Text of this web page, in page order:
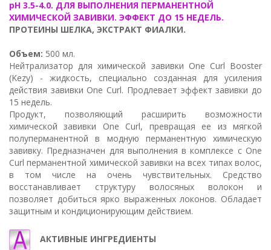
pH 3.5-4.0. ДЛЯ ВЫПОЛНЕНИЯ ПЕРМАНЕНТНОЙ
ХИМИЧЕСКОЙ ЗАВИВКИ. ЭФФЕКТ ДО 15 НЕДЕЛЬ.
ПРОТЕИНЫ ШЕЛКА, ЭКСТРАКТ ФИАЛКИ.
Объем: 500 мл.
Нейтрализатор для химической завивки One Curl Booster
(Kezy) - жидкость, специально созданная для усиления
действия завивки One Curl. Продлевает эффект завивки до
15 недель.
Продукт, позволяющий расширить возможности
химической завивки One Curl, превращая ее из мягкой
полуперманентной в модную перманентную химическую
завивку. Предназначен для выполнения в комплексе с One
Curl перманентной химической завивки на всех типах волос,
в том числе на очень чувствительных. Средство
восстанавливает структуру волосяных волокон и
позволяет добиться ярко выраженных локонов. Обладает
защитным и кондиционирующим действием.
АКТИВНЫЕ ИНГРЕДИЕНТЫ